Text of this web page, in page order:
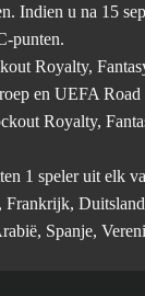
Indien u na 15
punten.
Royalty,
en UEFA Road
Royalty,
1 speler uit elk
Frankrijk,
Spanje,